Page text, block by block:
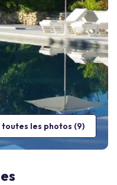
les photos (9)